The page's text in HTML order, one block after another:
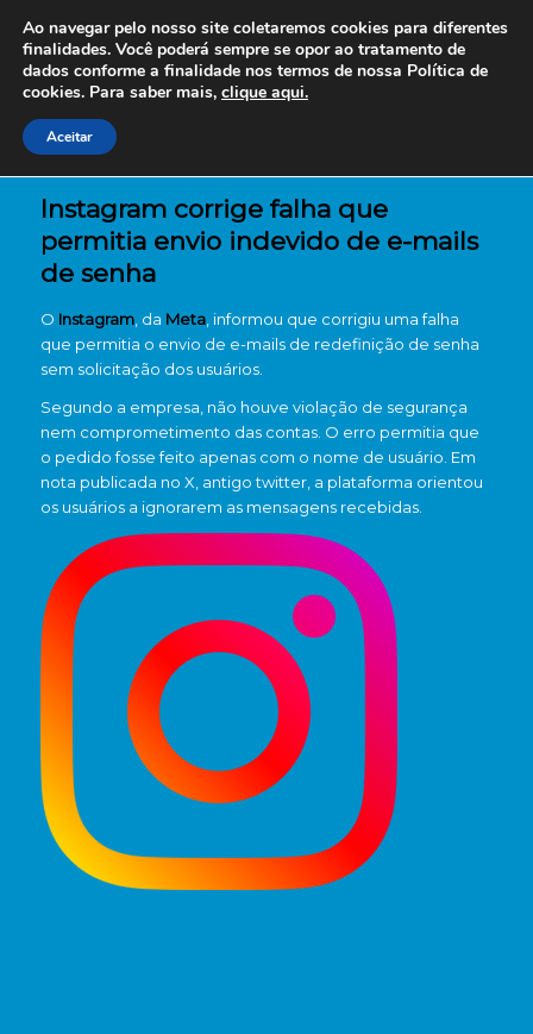
Instagram corrige falha que
permitia envio indevido de e-mails
de senha
O Instagram, da Meta, informou que corrigiu uma falha
que permitia o envio de e-mails de redefinição de senha
sem solicitação dos usuários.
Segundo a empresa, não houve violação de segurança
nem comprometimento das contas. O erro permitia que
o pedido fosse feito apenas com o nome de usuário. Em
nota publicada no X, antigo twitter, a plataforma orientou
os usuários a ignorarem as mensagens recebidas.
Ao navegar pelo nosso site coletaremos cookies para diferentes
finalidades. Você poderá sempre se opor ao tratamento de
dados conforme a finalidade nos termos de nossa Política de
cookies. Para saber mais, clique aqui.
Aceitar